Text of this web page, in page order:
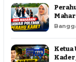
Ketua
Kader